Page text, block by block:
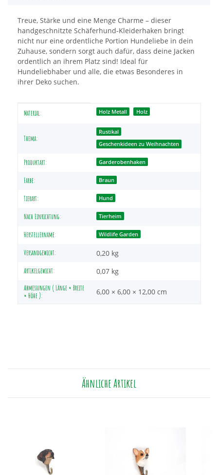
Treue, Stärke und eine Menge Charme – dieser
handgeschnitzte Schäferhund-Kleiderhaken bringt
nicht nur eine ordentliche Portion Hundeliebe in dein
Zuhause, sondern sorgt auch dafür, dass deine Jacken
ordentlich an ihrem Platz sind! Ideal für
Hundeliebhaber und alle, die etwas Besonderes in
ihrer Deko suchen.
Produkteigenschaft
Wert
Material: Holz Metall Holz
Thema:
Rustikal
Geschenkideen zu Weihnachten
Produktart: Garderobenhaken
Farbe: Braun
Tierart: Hund
Nach Einrichtung: Tierheim
Herstellername: Wildlife Garden
Versandgewicht: 0,20 kg
Artikelgewicht: 0,07 kg
Abmessungen ( Länge × Breite
× Höhe ):
6,00 × 6,00 × 12,00 cm
Ähnliche Artikel